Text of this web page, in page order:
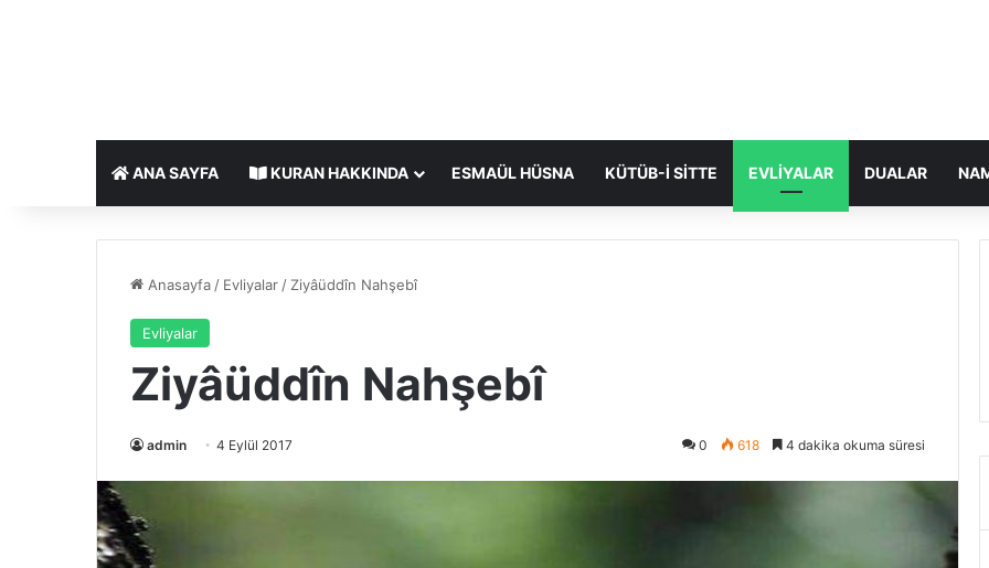
ANA SAYFA KURAN HAKKINDA ESMAÜL HÜSNA KÜTÜB-I SITTE EVLIYALAR DUALAR
Anasayfa / Evliyalar / Ziyâüddîn Nahşebî
Evliyalar
Ziyâüddîn Nahşebî
admin 4 Eylül 2017 0 618 4 dakika okuma süresi